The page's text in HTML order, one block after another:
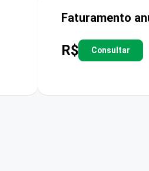
Faturamento
R$ Consultar